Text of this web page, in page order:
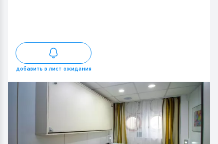
добавить в лист ожидания